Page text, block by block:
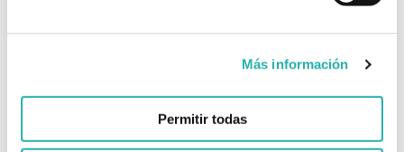
Más información
Permitir todas
SESIONES DECONSTELACIONES FAMILIARES
Tarragona
Constelaciones Familiares online
través de tusRegistros Akáshicos